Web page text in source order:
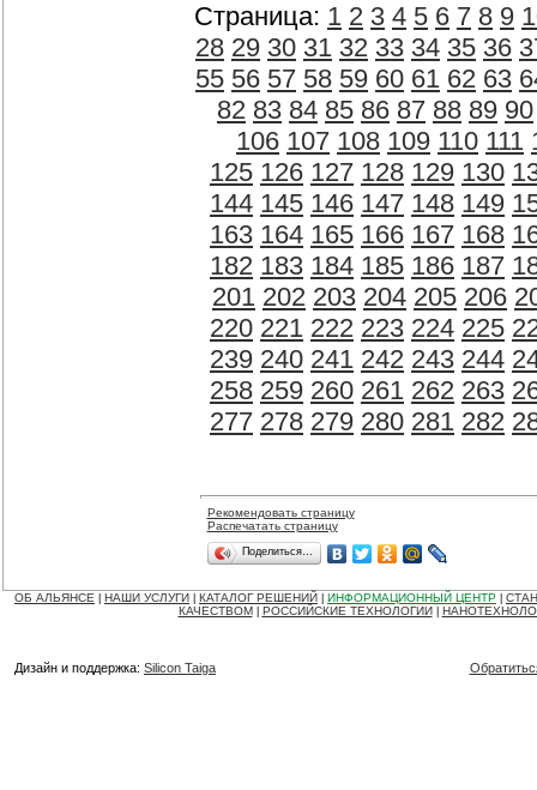
Страница: 1 2 3 4 5 6 7 8 9
28 29 30 31 32 33 34 35 36
55 56 57 58 59 60 61 62 63
82 83 84 85 86 87 88 89 90
106 107 108 109 110 111
125 126 127 128 129 130
144 145 146 147 148 149
163 164 165 166 167 168
182 183 184 185 186 187
201 202 203 204 205 206
220 221 222 223 224 225
239 240 241 242 243 244
258 259 260 261 262 263
277 278 279 280 281 282
Рекомендовать страницу
Распечатать страницу
Поделиться…
ОБ АЛЬЯНСЕ НАШИ УСЛУГИ КАТАЛОГ РЕШЕНИЙ ИНФОРМАЦИОННЫЙ ЦЕНТР
КАЧЕСТВОМ
РОССИЙСКИЕ ТЕХНОЛОГИИ
Дизайн и поддержка: Silicon Taiga